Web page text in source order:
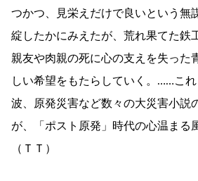
つかつ、見栄えだけで良いという無
綻したかにみえたが、荒れ果てた鉄
親友や肉親の死に心の支えを失った
しい希望をもたらしていく。……こ
波、原発災害など数々の大災害小説
が、「ポスト原発」時代の心温まる
（ＴＴ）